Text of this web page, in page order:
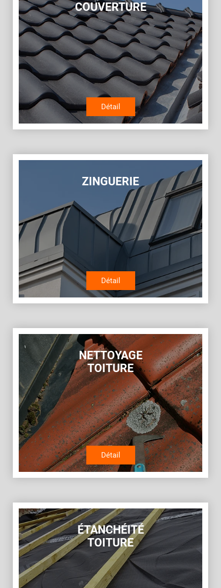
COUVERTURE
Détail
ZINGUERIE
Détail
NETTOYAGE
TOITURE
Détail
ÉTANCHÉITÉ
TOITURE